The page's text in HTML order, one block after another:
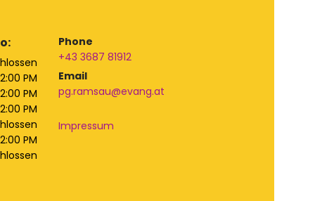
PM
PM
PM
PM
Phone
+43 3687 81912
Email
pg.ramsau@evang.at
Impressum